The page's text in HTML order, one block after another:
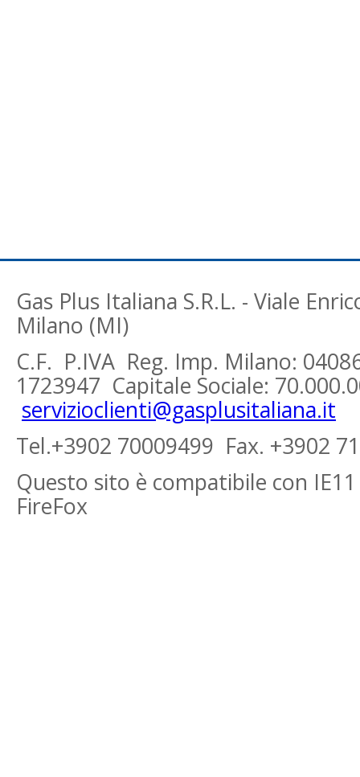
Gas Plus Italiana S.R.L. - Viale
Milano (MI)
C.F. P.IVA Reg. Imp. Milano:
1723947 Capitale Sociale:
servizioclienti@gasplusitaliana.it
Tel.+3902 70009499 Fax. +3902
Questo sito è compatibile con
FireFox